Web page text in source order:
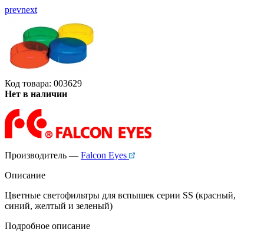
prevnext
Код товара: 003629
Нет в наличии
Производитель — Falcon Eyes
Описание
Цветные светофильтры для вспышек серии SS (красный,
синий, желтый и зеленый)
Подробное описание